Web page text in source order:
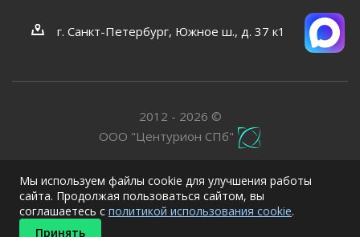
г. Санкт-Петербург, Южное ш., д. 37 к1
2012 - 2026 ©
ООО "Центурион СПб"
Мы используем файлы cookie для улучшения работы
сайта. Продолжая пользоваться сайтом, вы
соглашаетесь с политикой использования cookie.
Принять